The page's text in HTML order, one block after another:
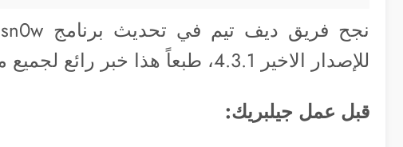
للإصدار الاخير 4.3.1، طبعاً هذا خبر رائع لجميع محبين الجيلبريك.
قبل عمل جيلبريك: